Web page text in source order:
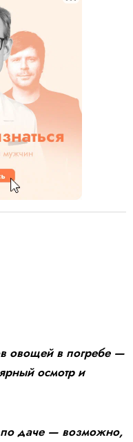
овощей в погребе —
осмотр и
по даче — возможно,